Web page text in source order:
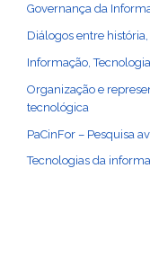
Governança da
Diálogos entre
Informação,
Organização e
tecnológica
PaCinFor – Pesquisa
Tecnologias da